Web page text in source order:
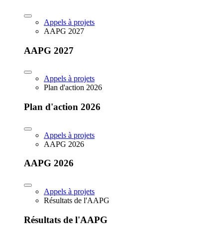
Appels à projets
AAPG 2027
AAPG 2027
Appels à projets
Plan d'action 2026
Plan d'action 2026
Appels à projets
AAPG 2026
AAPG 2026
Appels à projets
Résultats de l'AAPG
Résultats de l'AAPG